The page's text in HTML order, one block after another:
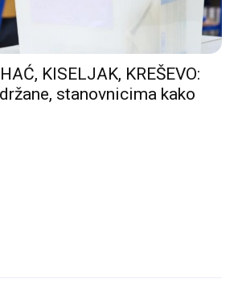
KISELJAK, KREŠEVO:
stanovnicima kako